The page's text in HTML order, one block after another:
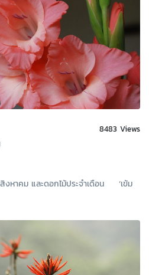
8483 Views
หาคม และดอกไม้ประจำเดือน ‘เข้ม